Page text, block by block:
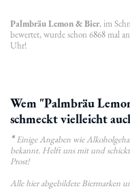
Palmbräu Lemon & Bier, im
bewertet, wurde schon 6868 mal
Uhr!
Wem "Palmbräu
schmeckt vielleicht
*Einige Angaben wie
bekannt. Helft uns mit und
Prost!
Alle hier abgebildete Biermarken